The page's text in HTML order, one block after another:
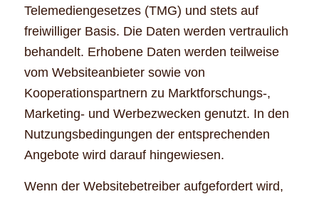
Telemediengesetzes (TMG) und stets auf
freiwilliger Basis. Die Daten werden vertraulich
behandelt. Erhobene Daten werden teilweise
vom Websiteanbieter sowie von
Kooperationspartnern zu Marktforschungs-,
Marketing- und Werbezwecken genutzt. In den
Nutzungsbedingungen der entsprechenden
Angebote wird darauf hingewiesen.
Wenn der Websitebetreiber aufgefordert wird,